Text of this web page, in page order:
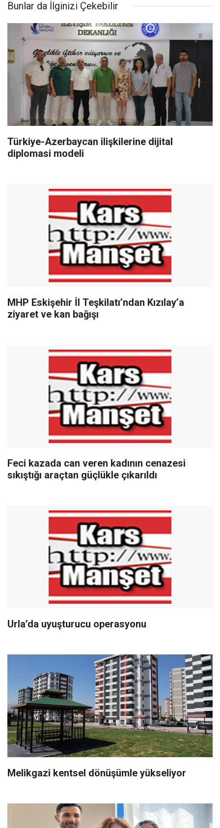
Bunlar da İlginizi Çekebilir
Türkiye-Azerbaycan ilişkilerine dijital
diplomasi modeli
MHP Eskişehir İl Teşkilatı’ndan Kızılay’a
ziyaret ve kan bağışı
Feci kazada can veren kadının cenazesi
sıkıştığı araçtan güçlükle çıkarıldı
Urla’da uyuşturucu operasyonu
Melikgazi kentsel dönüşümle yükseliyor